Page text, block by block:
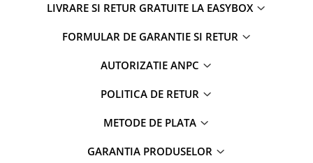
LIVRARE SI RETUR GRATUITE LA EASYBOX
FORMULAR DE GARANTIE SI RETUR
AUTORIZATIE ANPC
POLITICA DE RETUR
METODE DE PLATA
GARANTIA PRODUSELOR